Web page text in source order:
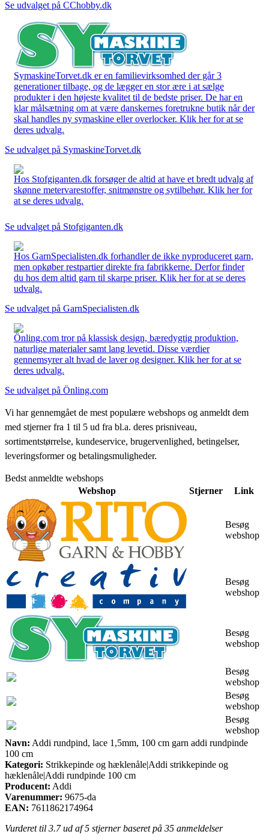
Se udvalget på CChobby.dk
SymaskineTorvet.dk er en familievirksomhed der går 3
generationer tilbage, og de lægger en stor ære i at sælge
produkter i den højeste kvalitet til de bedste priser. De har en
klar målsætning om at være danskernes foretrukne butik når der
skal handles ny symaskine eller overlocker. Klik her for at se
deres udvalg.
Se udvalget på SymaskineTorvet.dk
Hos Stofgiganten.dk forsøger de altid at have et bredt udvalg af
skønne metervarestoffer, snitmønstre og sytilbehør. Klik her for
at se deres udvalg.
Se udvalget på Stofgiganten.dk
Hos GarnSpecialisten.dk forhandler de ikke nyproduceret garn,
men opkøber restpartier direkte fra fabrikkerne. Derfor finder
du hos dem altid garn til skarpe priser. Klik her for at se deres
udvalg.
Se udvalget på GarnSpecialisten.dk
Önling.com tror på klassisk design, bæredygtig produktion,
naturlige materialer samt lang levetid. Disse værdier
gennemsyrer alt hvad de laver og designer. Klik her for at se
deres udvalg.
Se udvalget på Önling.com
Vi har gennemgået de mest populære webshops og anmeldt dem
med stjerner fra 1 til 5 ud fra bl.a. deres prisniveau,
sortimentstørrelse, kundeservice, brugervenlighed, betingelser,
leveringsformer og betalingsmuligheder.
Bedst anmeldte webshops
Webshop
Stjerner Link
Besøg
webshop
Besøg
webshop
Besøg
webshop
Besøg
webshop
Besøg
webshop
Besøg
webshop
Navn: Addi rundpind, lace 1,5mm, 100 cm garn addi rundpinde
100 cm
Kategori: Strikkepinde og hæklenåle|Addi strikkepinde og
hæklenåle|Addi rundpinde 100 cm
Producent: Addi
Varenummer: 9675-da
EAN: 7611862174964
Vurderet til 3.7ud af 5 stjerner baseret på 35 anmeldelser